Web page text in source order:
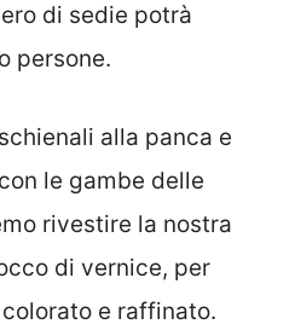
di sedie potrà
persone.
alla panca e
le gambe delle
rivestire la nostra
di vernice, per
e raffinato.